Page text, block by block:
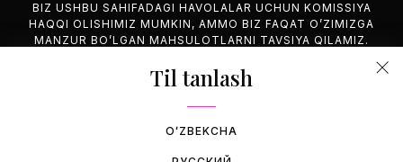
BIZ USHBU SAHIFADAGI HAVOLALAR UCHUN KOMISSIYA
HAQQI OLISHIMIZ MUMKIN, AMMO BIZ FAQAT O’ZIMIZGA
MANZUR BO’LGAN MAHSULOTLARNI TAVSIYA QILAMIZ.
©2026 GEMINA PUBLISHING LLC, HAMMASI HUQUQUQLARI
Til tanlash
OʻZBEKCHA